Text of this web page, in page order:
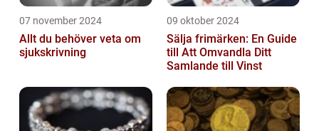
07 november 2024
Allt du behöver veta om
sjukskrivning
09 oktober 2024
Sälja frimärken: En Guide
till Att Omvandla Ditt
Samlande till Vinst